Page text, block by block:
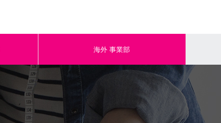
804459 / BKLA
日本
出荷単位:1反
海外 事業部